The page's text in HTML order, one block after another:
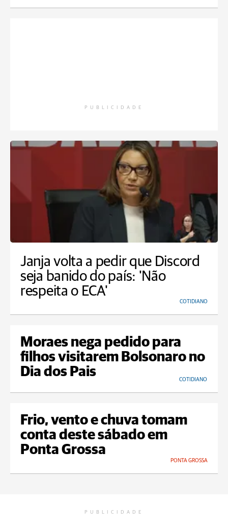
PUBLICIDADE
Janja volta a pedir que Discord
seja banido do país: 'Não
respeita o ECA'
COTIDIANO
Moraes nega pedido para
filhos visitarem Bolsonaro no
Dia dos Pais
COTIDIANO
Frio, vento e chuva tomam
conta deste sábado em
Ponta Grossa
PONTA GROSSA
PUBLICIDADE